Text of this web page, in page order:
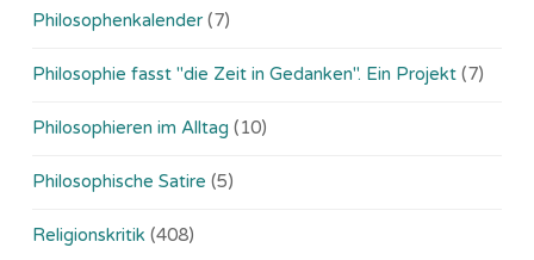
Philosophenkalender (7)
Philosophie fasst "die Zeit in Gedanken". Ein Projekt (7)
Philosophieren im Alltag (10)
Philosophische Satire (5)
Religionskritik (408)